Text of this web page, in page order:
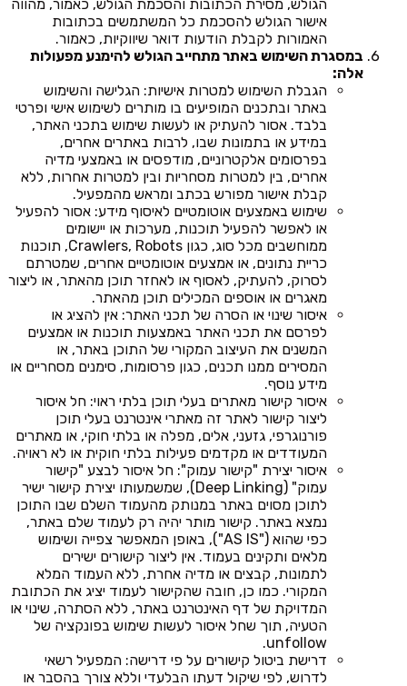
הגולש, מסירת הכתובות והסכמת הגולש, כאמור, מהווה
אישור הגולש להסכמת כל המשתמשים בכתובות
האמורות לקבלת הודעות דואר שיווקיות, כאמור.
במסגרת השימוש באתר מתחייב הגולש להימנע מפעולות
אלה:
הגבלת השימוש למטרות אישיות: הגלישה והשימוש
באתר ובתכנים המופיעים בו מותרים לשימוש אישי ופרטי
בלבד. אסור להעתיק או לעשות שימוש בתכני האתר,
במידע או בתמונות שבו, לרבות באתרים אחרים,
בפרסומים אלקטרוניים, מודפסים או באמצעי מדיה
אחרים, בין למטרות מסחריות ובין למטרות אחרות, ללא
קבלת אישור מפורש בכתב ומראש מהמפעיל.
שימוש באמצעים אוטומטיים לאיסוף מידע: אסור להפעיל
או לאפשר להפעיל תוכנות, מערכות או יישומים
ממוחשבים מכל סוג, כגון Crawlers, Robots, תוכנות
כריית נתונים, או אמצעים אוטומטיים אחרים, שמטרתם
לסרוק, להעתיק, לאסוף או לאחזר תוכן מהאתר, או ליצור
מאגרים או אוספים המכילים תוכן מהאתר.
איסור שינוי או הסרה של תכני האתר: אין להציג או
לפרסם את תכני האתר באמצעות תוכנות או אמצעים
המשנים את העיצוב המקורי של התוכן באתר, או
המסירים ממנו תכנים, כגון פרסומות, סימנים מסחריים או
מידע נוסף.
איסור קישור מאתרים בעלי תוכן בלתי ראוי: חל איסור
ליצור קישור לאתר זה מאתרי אינטרנט בעלי תוכן
פורנוגרפי, גזעני, אלים, מפלה או בלתי חוקי, או מאתרים
המעודדים או מקדמים פעילות בלתי חוקית או לא ראויה.
איסור יצירת "קישור עמוק": חל איסור לבצע "קישור
עמוק" (Deep Linking), שמשמעותו יצירת קישור ישיר
לתוכן מסוים באתר במנותק מהעמוד השלם שבו התוכן
נמצא באתר. קישור מותר יהיה רק לעמוד שלם באתר,
כפי שהוא ("AS IS"), באופן המאפשר צפייה ושימוש
מלאים ותקינים בעמוד. אין ליצור קישורים ישירים
לתמונות, קבצים או מדיה אחרת, ללא העמוד המלא
המקורי. כמו כן, חובה שהקישור לעמוד יציג את הכתובת
המדויקת של דף האינטרנט באתר, ללא הסתרה, שינוי או
הטעיה, תוך שחל איסור לעשות שימוש בפונקציה של
unfollow.
דרישת ביטול קישורים על פי דרישה: המפעיל רשאי
לדרוש, לפי שיקול דעתו הבלעדי וללא צורך בהסבר או